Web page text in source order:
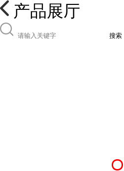
产品展厅
搜索